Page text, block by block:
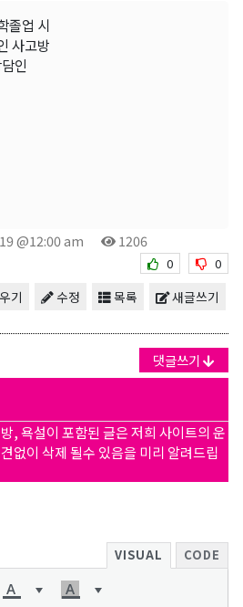
졸업 시
사고방
인
@12:00 am 1206
0 0
새글쓰기
목록
수정
기
댓글쓰기
, 욕설이 포함된 글은 저희 사이트의 운
없이 삭제 될수 있음을 미리 알려드립
VISUAL CODE